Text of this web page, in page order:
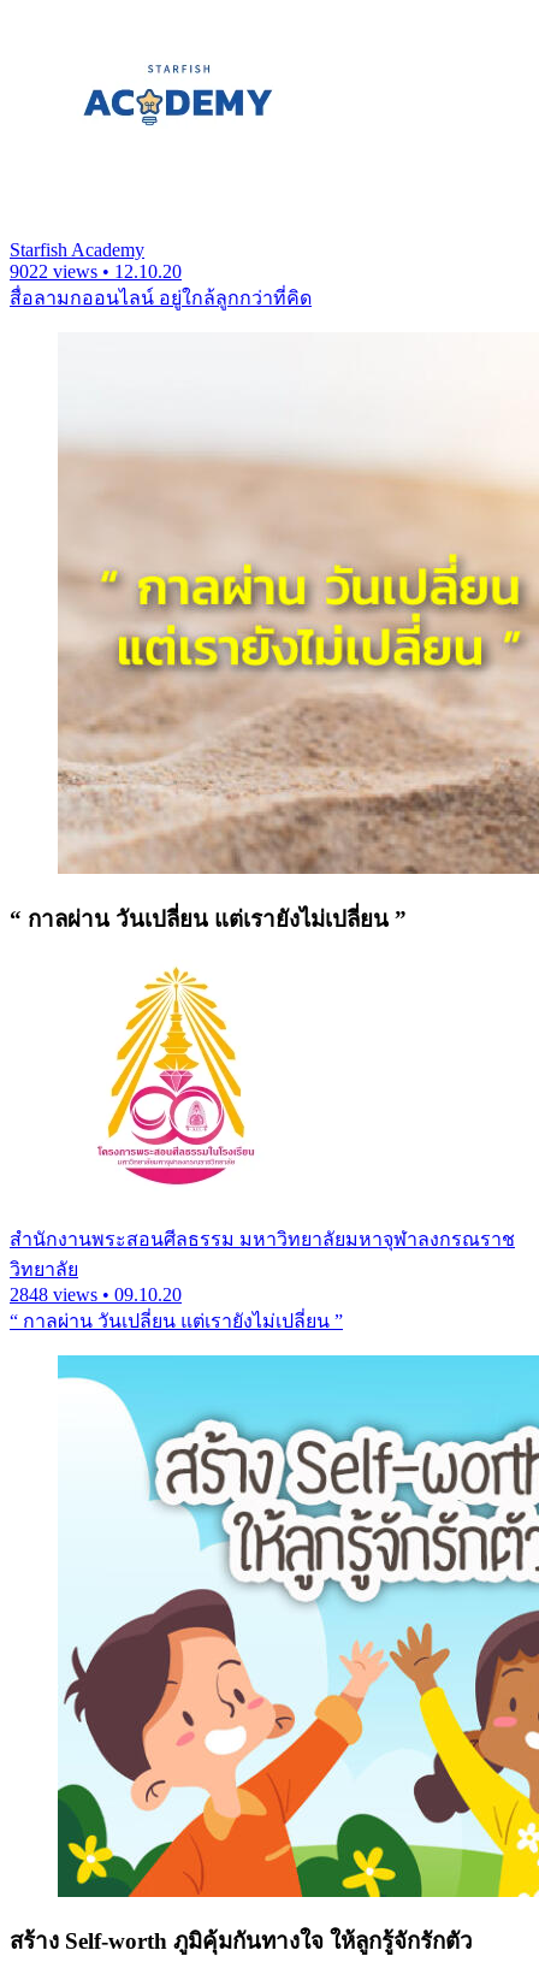
Starfish Academy
9022 views • 12.10.20
สื่อลามกออนไลน์ อยู่ใกล้ลูกกว่าที่คิด
“ กาลผ่าน วันเปลี่ยน แต่เรายังไม่เปลี่ยน ”
สํานักงานพระสอนศีลธรรม มหาวิทยาลัยมหาจุฬาลงกรณราช
วิทยาลัย
2848 views • 09.10.20
“ กาลผ่าน วันเปลี่ยน แต่เรายังไม่เปลี่ยน ”
สร้าง Self-worth ภูมิคุ้มกันทางใจ ให้ลูกรู้จักรักตัว